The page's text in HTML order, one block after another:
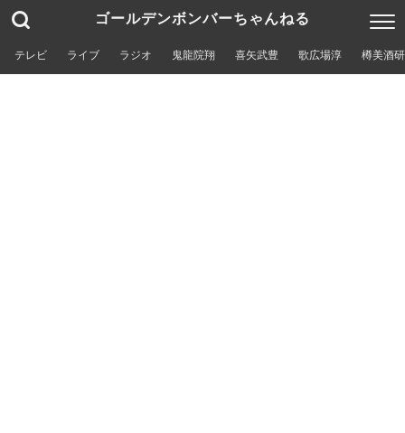
ゴールデンボンバーちゃんねる
テレビ ライブ ラジオ 鬼龍院翔 喜矢武豊 歌広場淳 樽美酒